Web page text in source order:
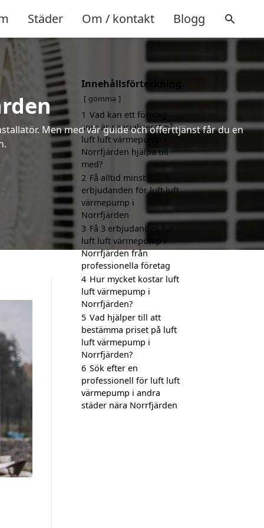
Städer Om / kontakt Blogg
Men med vår guide och offerttjänst får du en
Innehållsförteckning
gömma
1 Vad kan ett företag
som är specialiserat på
luft luft värmepump i
Norrfjärden hjälpa till
med?
2 Få alltid minst 3
erbjudanden för luft luft
värmepump i
Norrfjärden
3 Få 3 erbjudanden för
luft luft värmepump i
Norrfjärden från
professionella företag
4 Hur mycket kostar luft
luft värmepump i
Norrfjärden?
5 Vad hjälper till att
bestämma priset på luft
luft värmepump i
Norrfjärden?
6 Sök efter en
professionell för luft luft
värmepump i andra
städer nära Norrfjärden